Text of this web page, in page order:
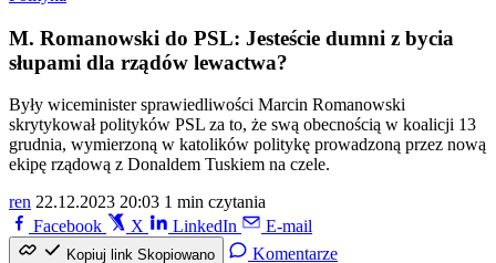
M. Romanowski do PSL: Jesteście dumni z bycia
słupami dla rządów lewactwa?
Były wiceminister sprawiedliwości Marcin Romanowski
skrytykował polityków PSL za to, że swą obecnością w koalicji 13
grudnia, wymierzoną w katolików politykę prowadzoną przez nową
ekipę rządową z Donaldem Tuskiem na czele.
ren 22.12.2023 20:03 1 min czytania
Facebook
X LinkedIn E-mail
Kopiuj link Skopiowano Komentarze